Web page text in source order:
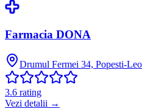
Farmacia DONA
Drumul Fermei 34, Popesti-
3.6 rating
Vezi detalii →